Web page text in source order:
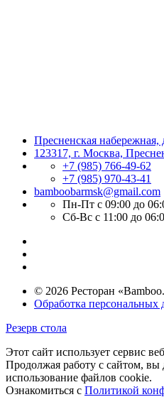
Пресненская набережная,
123317, г. Москва,
+7 (985) 766-49-62
+7 (985) 970-43-41
bamboobarmsk@gmail.com
Пн-Пт с 09:00 до
Сб-Вс с 11:00 до
© 2026 Ресторан
Обработка персональных
Резерв стола
Этот сайт использует сервис
Продолжая работу с сайтом, вы
использование файлов cookie.
Ознакомиться с Политикой